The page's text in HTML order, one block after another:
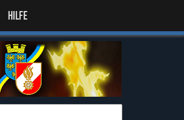
HILFE